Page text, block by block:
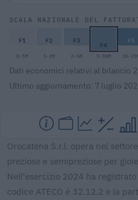
SCALA NAZIONALE DEL
F1 F2 F3 F4 F5
0-1M 1-2M 2-5M 5-10M 10-
Dati economici relativi al bilancio
Ultimo aggiornamento: 7 luglio
Orocatena S.r.l. opera nel
preziose e semipreziose per
Nell'esercizio 2024 ha
codice ATECO è 32.12.2 e la